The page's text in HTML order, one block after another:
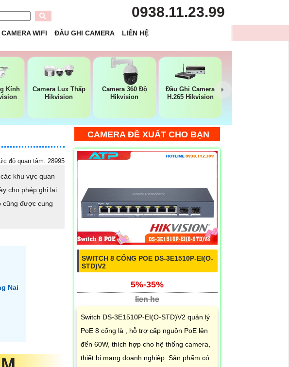
0938.11.23.99
WIFI ĐẦU GHI CAMERA LIÊN HỆ
Kính
Camera Lux Thấp
Hikvision
Camera 360 Độ
Hikvision
Đầu Ghi Camera
H.265 Hikvision
độ quan tâm: 28995
khu vực quan
cho phép ghi lại
cũng được cung
Nai
CAMERA ĐỀ XUẤT CHO BẠN
SWITCH 8 CỔNG POE DS-3E1510P-EI(O-
STD)V2
5%-35%
lien he
Switch DS-3E1510P-EI(O-STD)V2 quản lý
PoE 8 cổng là , hỗ trợ cấp nguồn PoE lên
đến 60W, thích hợp cho hệ thống camera,
thiết bị mạng doanh nghiệp. Sản phẩm có